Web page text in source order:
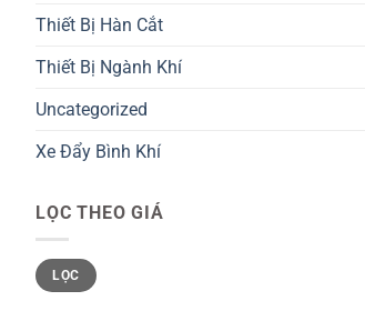
Thiết Bị Hàn Cắt
Thiết Bị Ngành Khí
Uncategorized
Xe Đẩy Bình Khí
LỌC THEO GIÁ
Giá
tối
thiểu
Giá
tối
đa
LỌC